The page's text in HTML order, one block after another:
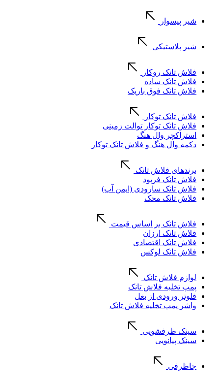
شیر پیسوار
شیر پلاستیکی
فلاش تانک روکار
فلاش تانک ساده
فلاش تانک فوق باریک
فلاش تانک توکار
فلاش تانک توکار توالت زمینی
استراکچر وال هنگ
دکمه وال هنگ و فلاش تانک توکار
برندهای فلاش تانک
فلاش تانک فرپود
فلاش تانک سارودی (ایمن آب)
فلاش تانک محک
فلاش تانک بر اساس قیمت
فلاش تانک ارزان
فلاش تانک اقتصادی
فلاش تانک لوکس
لوازم فلاش تانک
پمپ تخلیه فلاش تانک
فلوتر ورودی از بغل
واشر پمپ تخلیه فلاش تانک
سینک ظرفشویی
سینک پیانویی
جاظرفی